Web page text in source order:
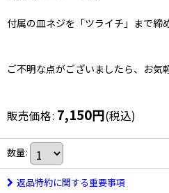
付属の皿ネジを「ツライチ」まで締
ご不明な点がございましたら、お気
販売価格: 7,150円(税込)
数量:
返品特約に関する重要事項